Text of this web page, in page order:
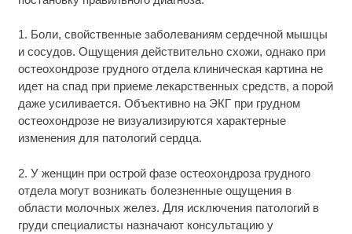
1. Боли, свойственные заболеваниям сердечной мышцы
и сосудов. Ощущения действительно схожи, однако при
остеохондрозе грудного отдела клиническая картина не
идет на спад при приеме лекарственных средств, а порой
даже усиливается. Объективно на ЭКГ при грудном
остеохондрозе не визуализируются характерные
изменения для патологий сердца.
2. У женщин при острой фазе остеохондроза грудного
отдела могут возникать болезненные ощущения в
области молочных желез. Для исключения патологий в
груди специалисты назначают консультацию у